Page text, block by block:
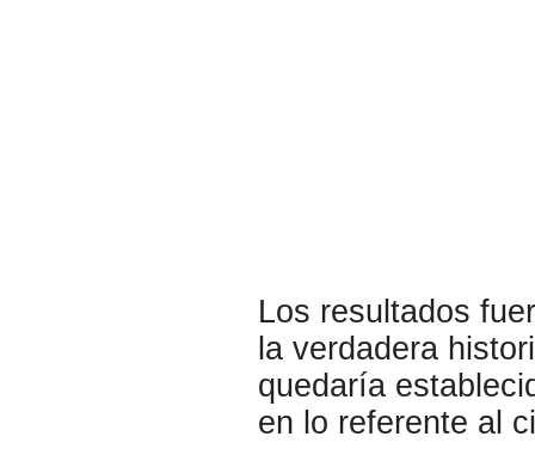
Los resultados
la verdadera
quedaría
en lo referente al